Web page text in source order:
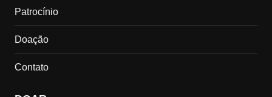
Patrocínio
Doação
Contato